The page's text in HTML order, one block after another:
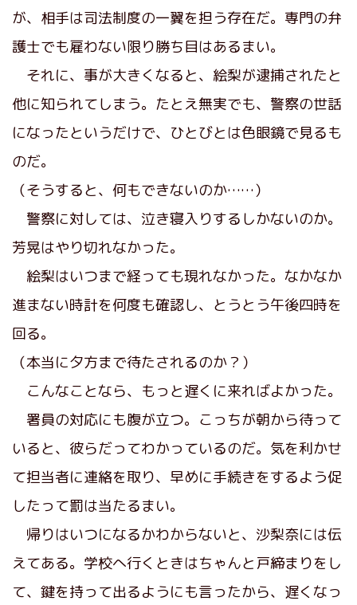
が、相手は司法制度の一翼を担う存在だ。専門の弁
護士でも雇わない限り勝ち目はあるまい。
それに、事が大きくなると、絵梨が逮捕されたと
他に知られてしまう。たとえ無実でも、警察の世話
になったというだけで、ひとびとは色眼鏡で見るも
のだ。
（そうすると、何もできないのか……）
警察に対しては、泣き寝入りするしかないのか。
芳晃はやり切れなかった。
絵梨はいつまで経っても現れなかった。なかなか
進まない時計を何度も確認し、とうとう午後四時を
回る。
（本当に夕方まで待たされるのか？）
こんなことなら、もっと遅くに来ればよかった。
署員の対応にも腹が立つ。こっちが朝から待って
いると、彼らだってわかっているのだ。気を利かせ
て担当者に連絡を取り、早めに手続きをするよう促
したって罰は当たるまい。
帰りはいつになるかわからないと、沙梨奈には伝
えてある。学校へ行くときはちゃんと戸締まりをし
て、鍵を持って出るようにも言ったから、遅くなっ